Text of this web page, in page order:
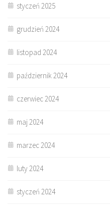
styczeń 2025
grudzień 2024
listopad 2024
październik 2024
czerwiec 2024
maj 2024
marzec 2024
luty 2024
styczeń 2024